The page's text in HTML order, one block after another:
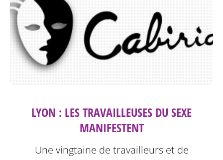
LYON : LES TRAVAILLEUSES DU SEXE
MANIFESTENT
Une vingtaine de travailleurs et de